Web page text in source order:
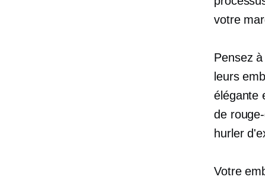
votre
Pensez
leurs
élégante
de
hurler
Votre